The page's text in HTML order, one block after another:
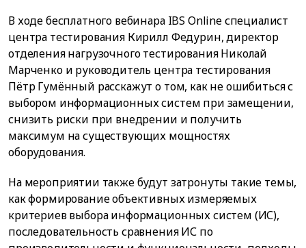
В ходе бесплатного вебинара IBS Online специалист
центра тестирования Кирилл Федурин, директор
отделения нагрузочного тестирования Николай
Марченко и руководитель центра тестирования
Пётр Гумённый расскажут о том, как не ошибиться с
выбором информационных систем при замещении,
снизить риски при внедрении и получить
максимум на существующих мощностях
оборудования.
На мероприятии также будут затронуты такие темы,
как формирование объективных измеряемых
критериев выбора информационных систем (ИС),
последовательность сравнения ИС по